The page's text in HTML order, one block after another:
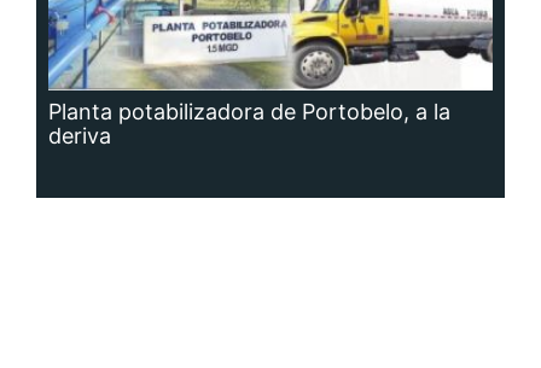
Planta potabilizadora de Portobelo, a la
deriva